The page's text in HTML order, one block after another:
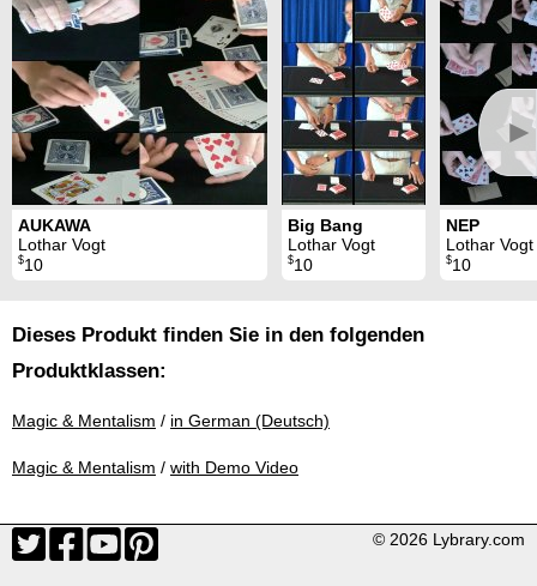
►
AUKAWA
Lothar Vogt
$10
Big Bang
Lothar Vogt
$10
NEP
Lothar Vogt
$10
Dieses Produkt finden Sie in den folgenden
Produktklassen:
Magic & Mentalism / in German (Deutsch)
Magic & Mentalism / with Demo Video
© 2026 Lybrary.com